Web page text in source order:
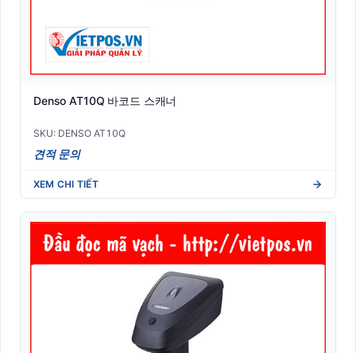
Denso AT10Q 바코드 스캐너
SKU: DENSO AT10Q
견적 문의
XEM CHI TIẾT